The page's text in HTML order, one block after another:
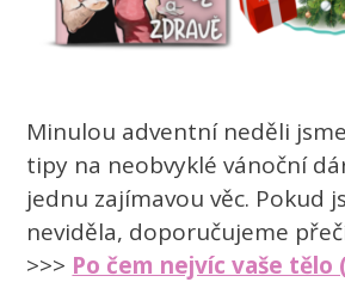
Minulou adventní neděli
tipy na neobvyklé vánoční
jednu zajímavou věc. Pokud
neviděla, doporučujeme
>>> Po čem nejvíc vaše tělo